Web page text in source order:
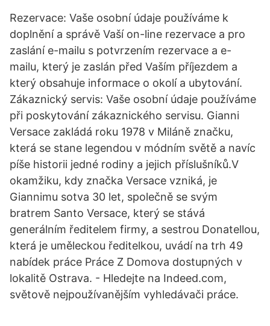
Rezervace: Vaše osobní údaje používáme k
doplnění a správě Vaší on-line rezervace a pro
zaslání e-mailu s potvrzením rezervace a e-
mailu, který je zaslán před Vaším příjezdem a
který obsahuje informace o okolí a ubytování.
Zákaznický servis: Vaše osobní údaje používáme
při poskytování zákaznického servisu. Gianni
Versace zakládá roku 1978 v Miláně značku,
která se stane legendou v módním světě a navíc
píše historii jedné rodiny a jejich příslušníků.V
okamžiku, kdy značka Versace vzniká, je
Giannimu sotva 30 let, společně se svým
bratrem Santo Versace, který se stává
generálním ředitelem firmy, a sestrou Donatellou,
která je uměleckou ředitelkou, uvádí na trh 49
nabídek práce Práce Z Domova dostupných v
lokalitě Ostrava. - Hledejte na Indeed.com,
světově nejpoužívanějším vyhledávači práce.